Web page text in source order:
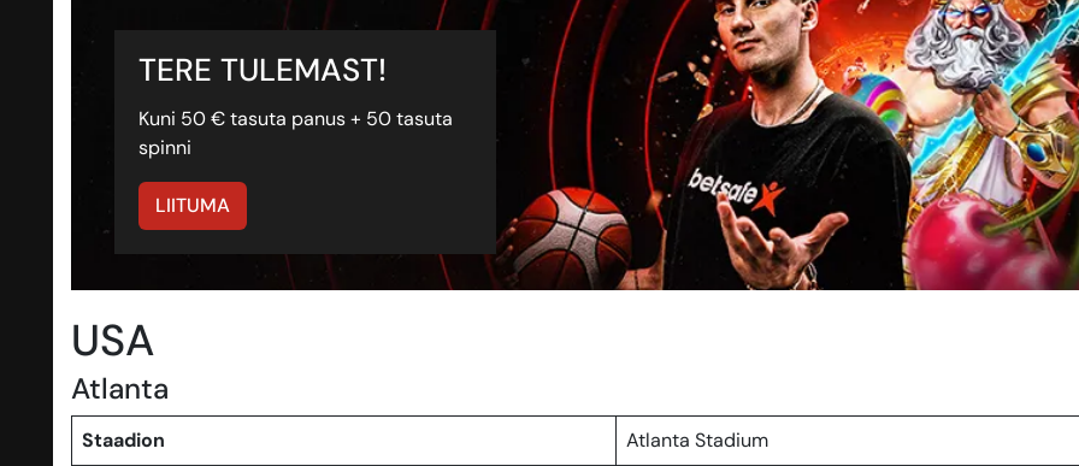
TERE TULEMAST!
Kuni 50 € tasuta panus + 50 tasuta
spinni
LIITUMA
USA
Atlanta
Staadion
Atlanta Stadium